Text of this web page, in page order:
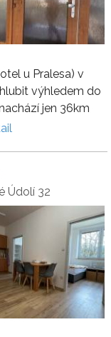
u Pralesa) v
výhledem do
jen 36km
Údolí 32